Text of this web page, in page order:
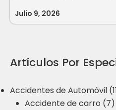
Julio 9, 2026
Artículos Por
Accidentes de Automóvil
Accidente de carro (7)